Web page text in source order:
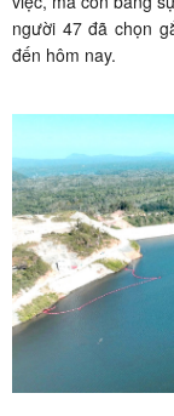
người 47 đã chọn
đến hôm nay.